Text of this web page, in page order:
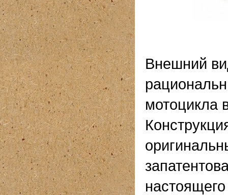
Внешний
мотоцикла